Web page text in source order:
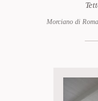
Morciano di